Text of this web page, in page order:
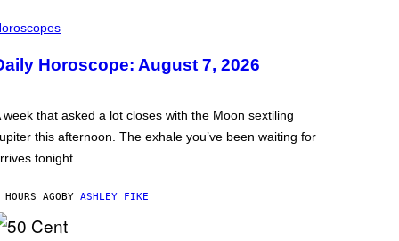
Horoscope: August 7, 2026
week that asked a lot closes with the Moon sextiling
this afternoon. The exhale you’ve been waiting for
tonight.
AGOBY ASHLEY FIKE